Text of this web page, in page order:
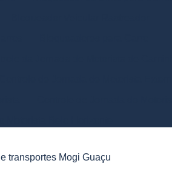
de Jornada Motorista de Caminhão
transportes Mogi Guaçu